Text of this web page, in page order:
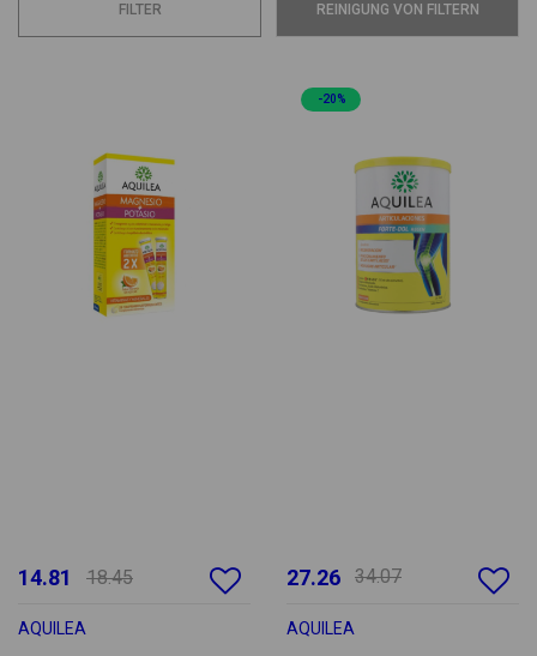
FILTER REINIGUNG VON FILTERN
14.81 18.45
AQUILEA
-20%
27.26 34.07
AQUILEA